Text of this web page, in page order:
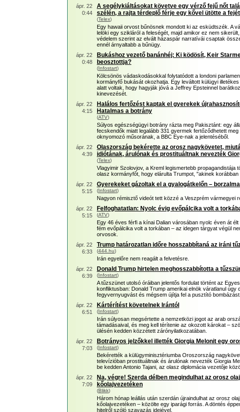
ápr. 22
0:44
A segélykiáltásokat követve egy vérző fejű nőt
szélén, a rajta térdeplő férje egy kővel ütötte a fejét
(Telex)
Egy hawaii orvost bűnösnek mondott ki az esküdtszék. A
lelöki egy szikláról a feleségét, majd amikor ez nem
védelem szerint az elvált házaspár narratívái csaptak
ennél árnyaltabb a bűnügy.
ápr. 22
0:48
Bukáshoz vezető banánhéj: Ki ködösít, Keir
beosztottja?
(Infostart)
Kölcsönös vádaskodásokkal folytatódott a londoni
kormányfő bukását okozhatja. Egy leváltott külügyi
alatt voltak, hogy hagyják jóvá a Jeffrey Epsteinnel
kinevezését.
ápr. 22
4:15
Halálos fertőzést kaptak el gyerekek
Hatalmas a botrány
(ATV)
Súlyos egészségügyi botrány rázta meg Pakisztánt: egy
fecskendők miatt legalább 331 gyermek fertőződhetett
oknyomozó műsorának, a BBC Eye-nak a jelentéséből.
ápr. 22
4:39
Olaszország bekérette az orosz nagykövetet,
idiótának, árulónak és prostituáltnak nevezték
(Telex)
Vlagyimir Szolovjov, a Kreml legismertebb propagandistája
olasz kormányfőt, hogy elárulta Trumpot, "akinek korábban
ápr. 22
5:15
Gyerekeket gázoltak el a gyalogátkelőn –
(Infostart)
Nagyon rémisztő videót tett közzé a Veszprém vármegyei
ápr. 22
5:15
Felfoghatatlan: Nyolc évig evőpálcika volt a
(ATV)
Egy 46 éves férfi a kínai Dalian városában nyolc éven át
fém evőpálcika volt a torkában – az idegen tárgyat végül
orvosok.
ápr. 22
6:33
Trump határozatlan időre hosszabbítaná az iráni
(444.hu)
Irán egyelőre nem reagált a felvetésre.
ápr. 22
6:39
Donald Trump hirtelen meghosszabbította a
(Infostart)
A tűzszünet utolsó óráiban jelentős fordulat történt az
konfliktusban: Donald Trump amerikai elnök váratlanul úgy
fegyvernyugvást és mégsem újítja fel a pusztító bombázást.
ápr. 22
6:51
Kártérítést követelnek Irántól
(Infostart)
Irán súlyosan megsértette a nemzetközi jogot az arab
támadásaival, és meg kell térítenie az okozott károkat –
ülésén kedden közzétett zárónyilatkozatában.
ápr. 22
7:03
Botrányos jelzőkkel illették Giorgia Melonit egy
(Infostart)
Bekérették a külügyminisztériumba Oroszország
televízióban prostituáltnak és árulónak nevezték Giorgia
be kedden Antonio Tajani, az olasz diplomácia vezetője
ápr. 22
7:09
Na, végre! Szerda délben megindulhat az orosz
kőolajvezetéken
(Blikk)
Három hónap leállás után szerdán újraindulhat az orosz
kőolajvezetéken – közölte egy iparági forrás. A döntés
hitelről szóló szavazás idejével.